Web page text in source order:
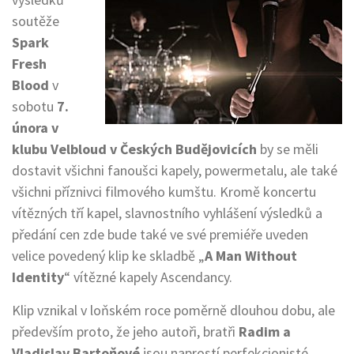
soutěže
Spark
Fresh
Blood v
sobotu 7.
února v
klubu Velbloud v Českých Budějovicích by se měli
dostavit všichni fanoušci kapely, powermetalu, ale také
všichni příznivci filmového kumštu. Kromě koncertu
vítězných tří kapel, slavnostního vyhlášení výsledků a
předání cen zde bude také ve své premiéře uveden
velice povedený klip ke skladbě „A Man Without
Identity“ vítězné kapely Ascendancy.
Klip vznikal v loňském roce poměrně dlouhou dobu, ale
především proto, že jeho autoři, bratři Radim a